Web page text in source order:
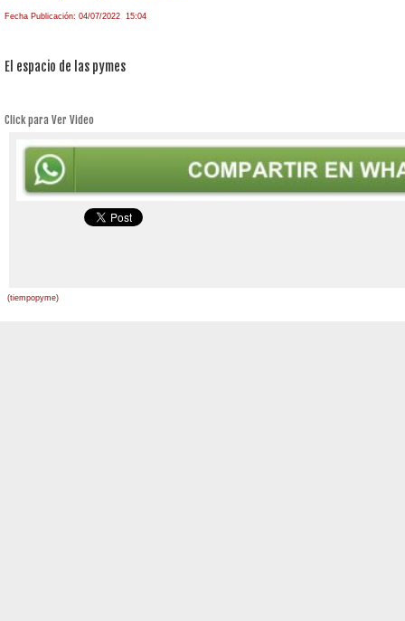
Fecha Publicación: 04/07/2022 15:04
El espacio de las pymes
Click para Ver Video
(tiempopyme)